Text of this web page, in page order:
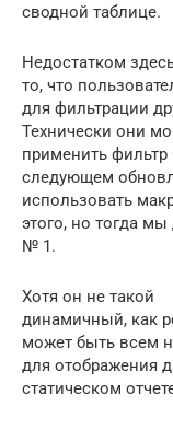
сводной таблице.
Недостатком
то, что
для фильтрации
Технически они
применить фильтр
следующем
использовать
этого, но тогда
№ 1.
Хотя он не такой
динамичный, как
может быть всем
для отображения
статическом